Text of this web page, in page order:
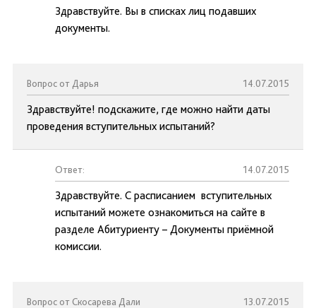
Здравствуйте. Вы в списках лиц подавших
документы.
Вопрос от Дарья 14.07.2015
Здравствуйте! подскажите, где можно найти даты
проведения вступительных испытаний?
Ответ: 14.07.2015
Здравствуйте. С расписанием вступительных
испытаний можете ознакомиться на сайте в
разделе Абитуриенту – Документы приёмной
комиссии.
Вопрос от Скосарева Дали 13.07.2015